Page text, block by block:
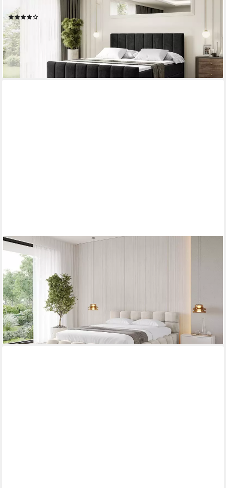
Bonellfederung, Topper, Kopfteil), Doppelbett mit Fußteil
ab 1.119,90 € UVP1.459,00 €
-23%
lieferbar in 2 Wochen
+3
ALTDECOR
Polsterbett LEYA-v1 (Polsterbett mit Bettkasten und Lattenrost,
Boxbett ohne Matratze), Doppelbett mit Stauraum, Bett mit
Kopfteil
ab 959,90 € UVP1.249,00 €
-23%
lieferbar in 2 Wochen
+5